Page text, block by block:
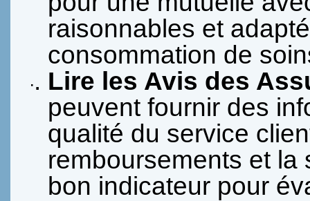
raisonnables et
consommation de
Lire les Avis des
peuvent fournir des
qualité du service
remboursements et la
bon indicateur pour